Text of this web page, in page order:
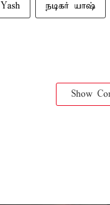
Yash நடிகர் யாஷ்
Show